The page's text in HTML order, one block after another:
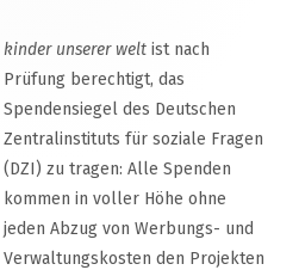
kinder unserer welt ist nach
Prüfung berechtigt, das
Spendensiegel des Deutschen
Zentralinstituts für soziale Fragen
(DZI) zu tragen: Alle Spenden
kommen in voller Höhe ohne
jeden Abzug von Werbungs- und
Verwaltungskosten den Projekten